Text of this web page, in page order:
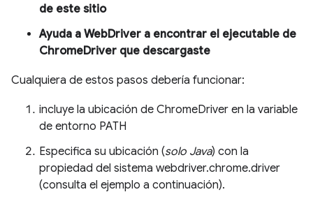
de este sitio
Ayuda a WebDriver a encontrar el ejecutable de
ChromeDriver que descargaste
Cualquiera de estos pasos debería funcionar:
incluye la ubicación de ChromeDriver en la variable
de entorno PATH
Especifica su ubicación (solo Java) con la
propiedad del sistema webdriver.chrome.driver
(consulta el ejemplo a continuación).